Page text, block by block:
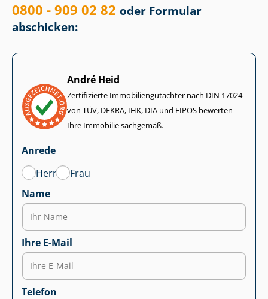
0800 - 909 02 82 oder Formular
abschicken:
André Heid
Zertifizierte Im­mo­bi­li­en­gut­ach­ter nach DIN 17024
von TÜV, DEKRA, IHK, DIA und EIPOS bewerten
Ihre Immobilie sachgemäß.
Anrede
Herr
Frau
Name
Ihre E-Mail
Telefon